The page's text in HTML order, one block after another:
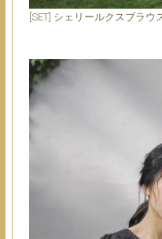
[SET] シェリールクスブラ